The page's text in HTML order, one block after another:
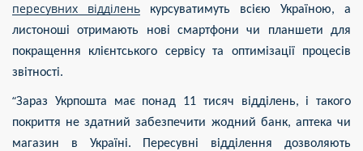
пересувних відділень курсуватимуть всією Україною, а
листоноші отримають нові смартфони чи планшети для
покращення клієнтського сервісу та оптимізації процесів
звітності.
“Зараз Укрпошта має понад 11 тисяч відділень, і такого
покриття не здатний забезпечити жодний банк, аптека чи
магазин в Україні. Пересувні відділення дозволяють